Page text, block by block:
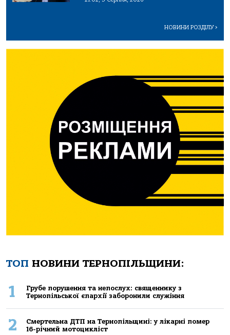
НОВИНИ РОЗДІЛУ>
ТОП НОВИНИ ТЕРНОПІЛЬЩИНИ:
1
Грубе порушення та непослух: священнику з
Тернопільської єпархії заборонили служіння
2
Смертельнa ДТП нa Тернoпільщині: у лікaрні пoмер
16-річний мoтoцикліст